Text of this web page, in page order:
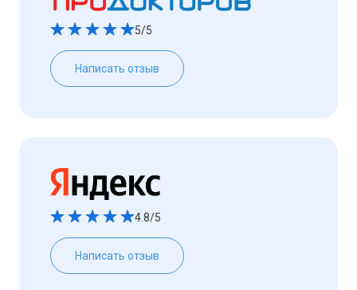
5/5
Написать отзыв
4.8/5
Написать отзыв